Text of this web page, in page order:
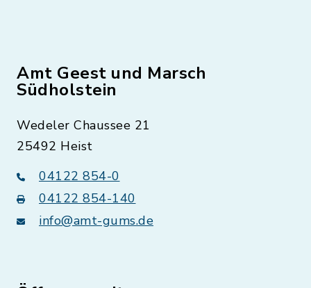
Amt Geest und Marsch
Südholstein
Wedeler Chaussee 21
25492 Heist
04122 854-0
04122 854-140
info@amt-gums.de